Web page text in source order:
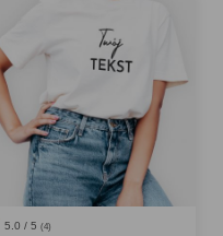
5.0 / 5 (4)